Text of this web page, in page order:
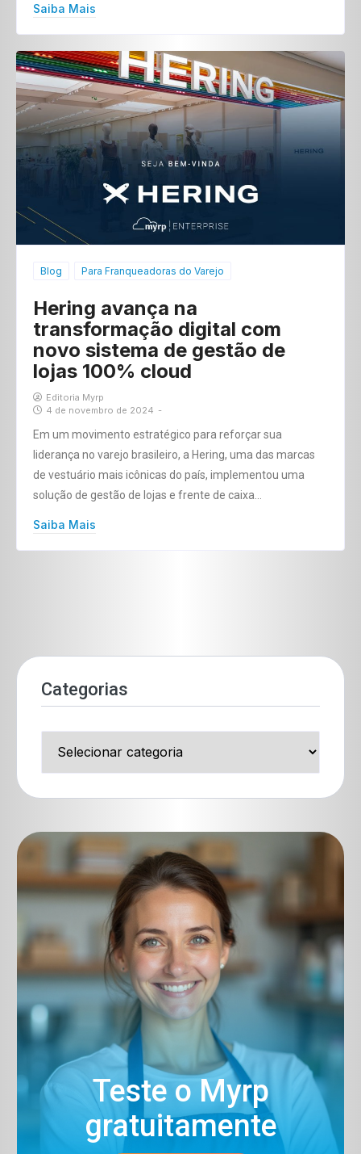
Saiba Mais
Blog Para Franqueadoras do Varejo
Hering avança na
transformação digital com
novo sistema de gestão de
lojas 100% cloud
Editoria Myrp
4 de novembro de 2024 -
Em um movimento estratégico para reforçar sua
liderança no varejo brasileiro, a Hering, uma das marcas
de vestuário mais icônicas do país, implementou uma
solução de gestão de lojas e frente de caixa…
Saiba Mais
Categorias
Teste o Myrp
gratuitamente​